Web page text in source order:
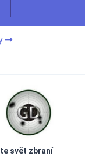
svět zbraní